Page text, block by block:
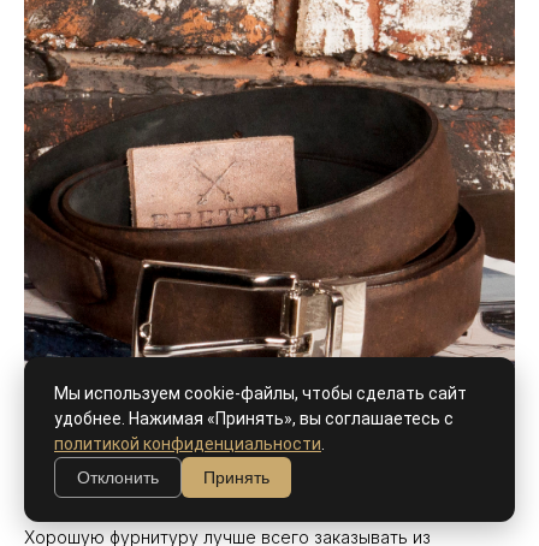
Мы используем cookie-файлы, чтобы сделать сайт
удобнее. Нажимая «Принять», вы соглашаетесь с
политикой конфиденциальности
Отклонить
Принять
Про качественную фурнитуру
Хорошую фурнитуру лучше всего заказывать из